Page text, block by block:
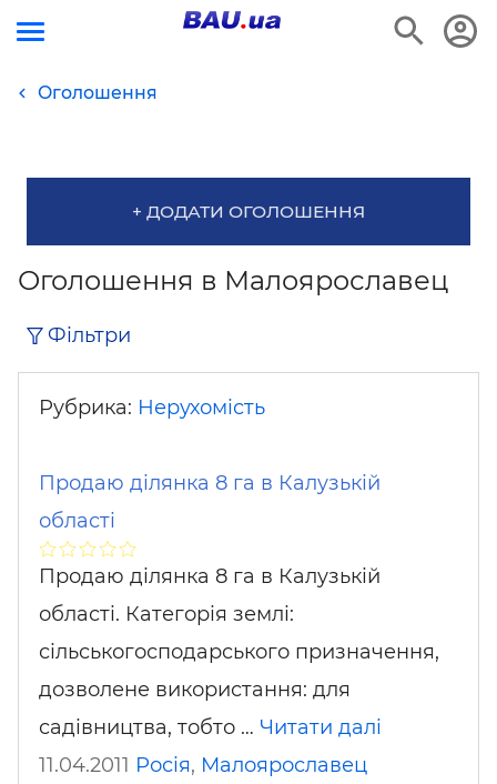
Оголошення
+ ДОДАТИ ОГОЛОШЕННЯ
Оголошення в Малоярославец
Фільтри
Рубрика: Нерухомість
Продаю ділянка 8 га в Калузькій
області
Продаю ділянка 8 га в Калузькій
області. Категорія землі:
сільськогосподарського призначення,
дозволене використання: для
садівництва, тобто … Читати далі
11.04.2011 Росія, Малоярославец